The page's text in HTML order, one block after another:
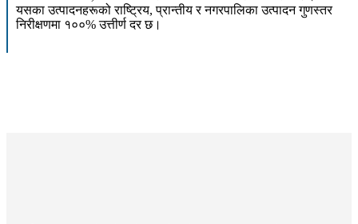
यसका उत्पादनहरूको राष्ट्रिय, प्रान्तीय र नगरपालिका उत्पादन गुणस्तर
निरीक्षणमा १००% उत्तीर्ण दर छ।